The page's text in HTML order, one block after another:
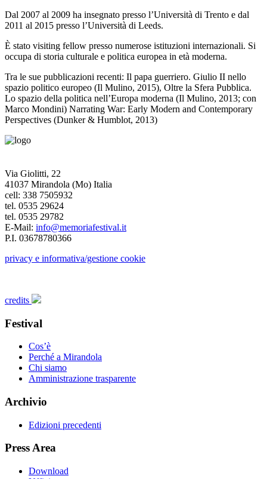
Dal 2007 al 2009 ha insegnato presso l’Università di Trento e dal
2011 al 2015 presso l’Università di Leeds.
È stato visiting fellow presso numerose istituzioni internazionali. Si
occupa di storia culturale e politica europea in età moderna.
Tra le sue pubblicazioni recenti: Il papa guerriero. Giulio II nello
spazio politico europeo (Il Mulino, 2015), Oltre la Sfera Pubblica.
Lo spazio della politica nell’Europa moderna (Il Mulino, 2013; con
Marco Mondini) Narrating War: Early Modern and Contemporary
Perspectives (Dunker & Humblot, 2013)
Via Giolitti, 22
41037 Mirandola (Mo) Italia
cell: 338 7505932
tel. 0535 29624
tel. 0535 29782
E-Mail: info@memoriafestival.it
P.I. 03678780366
privacy e informativa/gestione cookie
credits
Festival
Cos’è
Perché a Mirandola
Chi siamo
Amministrazione trasparente
Archivio
Edizioni precedenti
Press Area
Download